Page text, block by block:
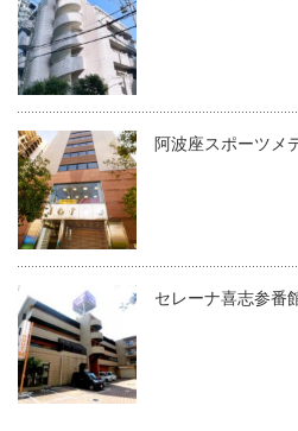
阿波座スポーツメ
セレーナ喜志参番